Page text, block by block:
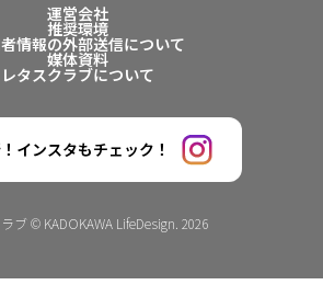
運営会社
推奨環境
情報の外部送信について
媒体資料
レタスクラブについて
インスタもチェック！
ブ © KADOKAWA LifeDesign. 2026